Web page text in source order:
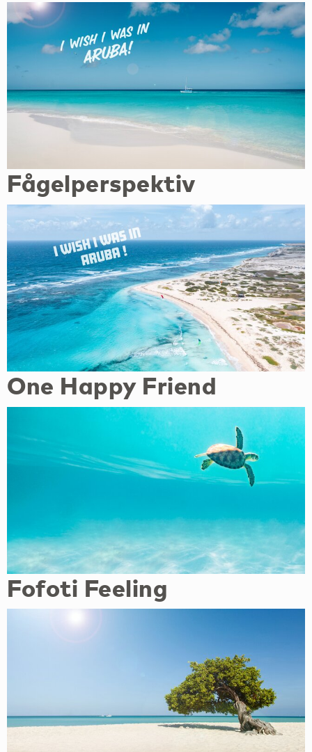
Fågelperspektiv
One Happy Friend
Fofoti Feeling